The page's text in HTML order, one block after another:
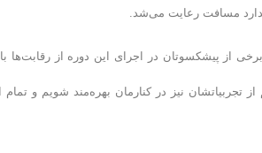
از پیشکسوتان در اجرای این دوره از رقابت‌ها
نیز در کنارمان بهره‌مند شویم و تمام